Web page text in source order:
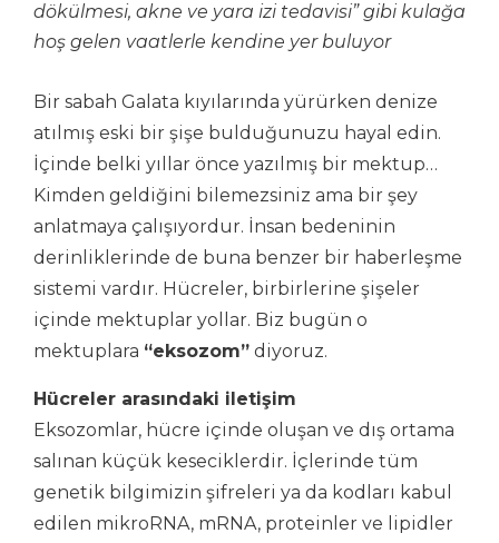
dökülmesi, akne ve yara izi tedavisi” gibi kulağa
hoş gelen vaatlerle kendine yer buluyor
Bir sabah Galata kıyılarında yürürken denize
atılmış eski bir şişe bulduğunuzu hayal edin.
İçinde belki yıllar önce yazılmış bir mektup…
Kimden geldiğini bilemezsiniz ama bir şey
anlatmaya çalışıyordur. İnsan bedeninin
derinliklerinde de buna benzer bir haberleşme
sistemi vardır. Hücreler, birbirlerine şişeler
içinde mektuplar yollar. Biz bugün o
mektuplara “eksozom” diyoruz.
Hücreler arasındaki iletişim
Eksozomlar, hücre içinde oluşan ve dış ortama
salınan küçük keseciklerdir. İçlerinde tüm
genetik bilgimizin şifreleri ya da kodları kabul
edilen mikroRNA, mRNA, proteinler ve lipidler